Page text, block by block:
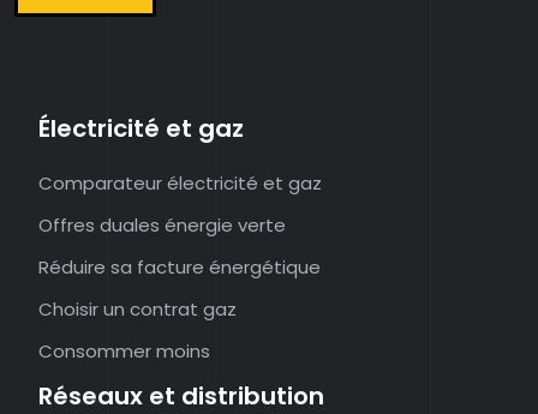
Électricité et gaz
Comparateur électricité et gaz
Offres duales énergie verte
Réduire sa facture énergétique
Choisir un contrat gaz
Consommer moins
Réseaux et distribution